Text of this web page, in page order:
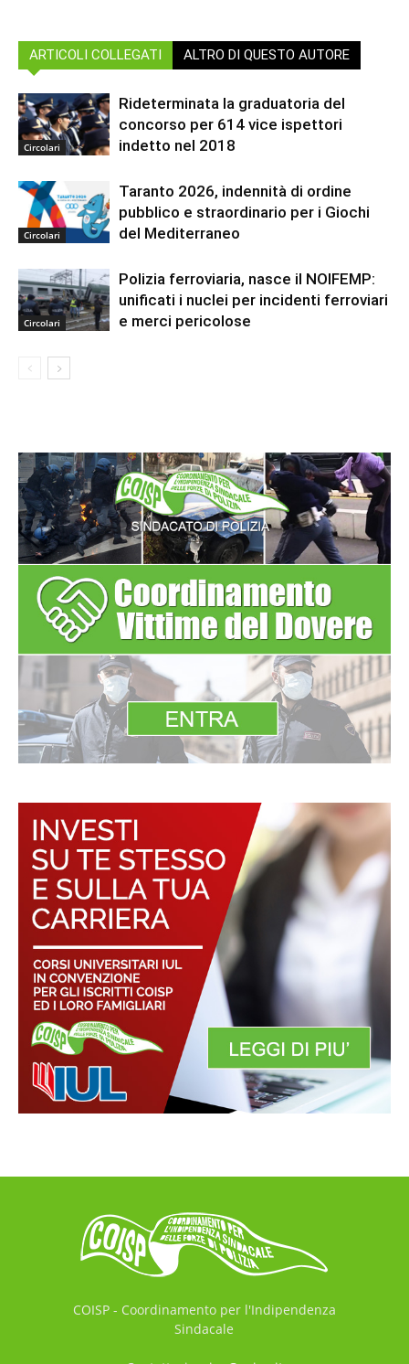
ARTICOLI COLLEGATI ALTRO DI QUESTO AUTORE
Circolari
Rideterminata la graduatoria del
concorso per 614 vice ispettori
indetto nel 2018
Circolari
Taranto 2026, indennità di ordine
pubblico e straordinario per i Giochi
del Mediterraneo
Circolari
Polizia ferroviaria, nasce il NOIFEMP:
unificati i nuclei per incidenti ferroviari
e merci pericolose
COISP - Coordinamento per l'Indipendenza
Sindacale